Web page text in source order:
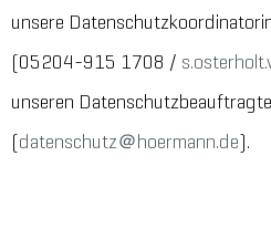
unsere
(05204-915 1708 /
unseren
(datenschutz＠hoermann.de).